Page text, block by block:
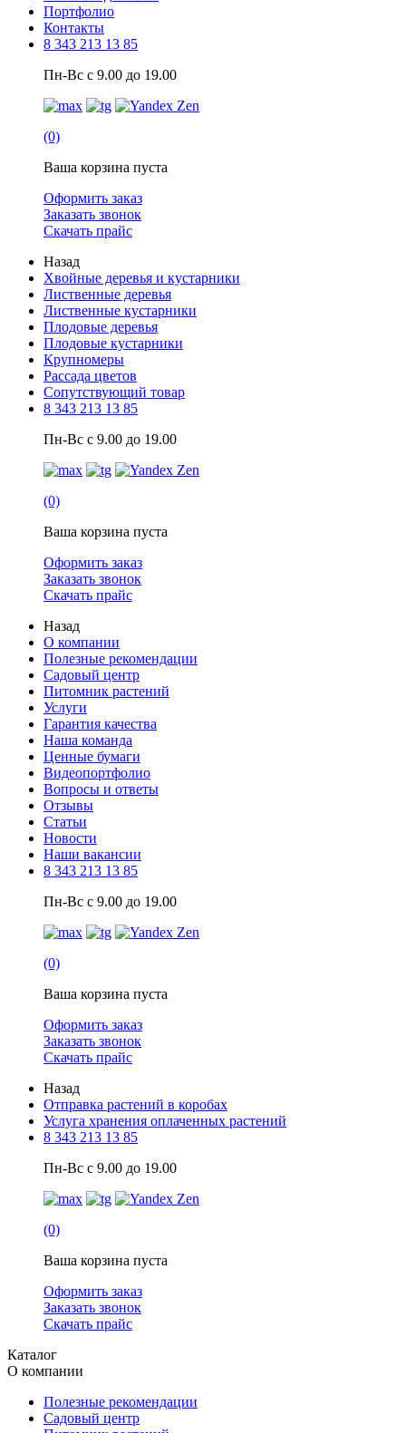
Портфолио
Контакты
8 343 213 13 85
Пн-Вс с 9.00 до 19.00
(0)
Ваша корзина пуста
Оформить заказ
Заказать звонок
Скачать прайс
Назад
Хвойные деревья и кустарники
Лиственные деревья
Лиственные кустарники
Плодовые деревья
Плодовые кустарники
Крупномеры
Рассада цветов
Сопутствующий товар
8 343 213 13 85
Пн-Вс с 9.00 до 19.00
(0)
Ваша корзина пуста
Оформить заказ
Заказать звонок
Скачать прайс
Назад
О компании
Полезные рекомендации
Садовый центр
Питомник растений
Услуги
Гарантия качества
Наша команда
Ценные бумаги
Видеопортфолио
Вопросы и ответы
Отзывы
Статьи
Новости
Наши вакансии
8 343 213 13 85
Пн-Вс с 9.00 до 19.00
(0)
Ваша корзина пуста
Оформить заказ
Заказать звонок
Скачать прайс
Назад
Отправка растений в коробах
Услуга хранения оплаченных растений
8 343 213 13 85
Пн-Вс с 9.00 до 19.00
(0)
Ваша корзина пуста
Оформить заказ
Заказать звонок
Скачать прайс
Каталог
О компании
Полезные рекомендации
Садовый центр